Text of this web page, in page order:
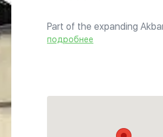
Part of the expanding
specialises in the sizzling
подробнее